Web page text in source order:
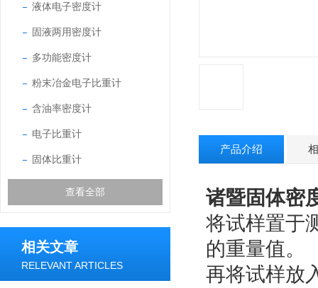
液体电子密度计
固液两用密度计
多功能密度计
粉末冶金电子比重计
含油率密度计
电子比重计
固体比重计
查看全部
相关文章
RELEVANT ARTICLES
产品介绍
诸暨固体密
将试样置于
的重量值。
再将试样放